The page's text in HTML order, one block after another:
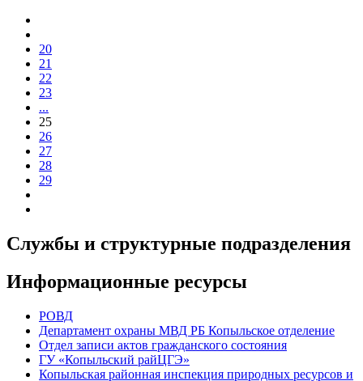
20
21
22
23
...
25
26
27
28
29
Службы и структурные подразделения
Информационные ресурсы
РОВД
Департамент охраны МВД РБ Копыльское отделение
Отдел записи актов гражданского состояния
ГУ «Копыльский райЦГЭ»
Копыльская районная инспекция природных ресурсов и